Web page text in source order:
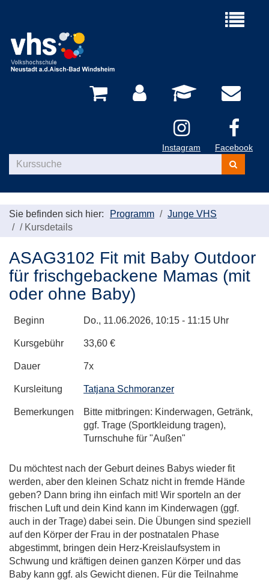
Menü
Instagram Facebook
Kurse
suchen
Sie befinden sich hier: Programm
Junge VHS
/ Kursdetails
ASAG3102 Fit mit Baby Outdoor
für frischgebackene Mamas (mit
oder ohne Baby)
Beginn Do., 11.06.2026, 10:15 - 11:15 Uhr
Kursgebühr 33,60 €
Dauer 7x
Kursleitung Tatjana Schmoranzer
Bemerkungen
Bitte mitbringen: Kinderwagen, Getränk,
ggf. Trage (Sportkleidung tragen),
Turnschuhe für "Außen"
Du möchtest nach der Geburt deines Babys wieder fit
werden, aber den kleinen Schatz nicht in fremde Hände
geben? Dann bring ihn einfach mit! Wir sporteln an der
frischen Luft und dein Kind kann im Kinderwagen (ggf.
auch in der Trage) dabei sein. Die Übungen sind speziell
auf den Körper der Frau in der postnatalen Phase
abgestimmt, bringen dein Herz-Kreislaufsystem in
Schwung und kräftigen deinen ganzen Körper und das
Baby kann ggf. als Gewicht dienen. Für die Teilnahme